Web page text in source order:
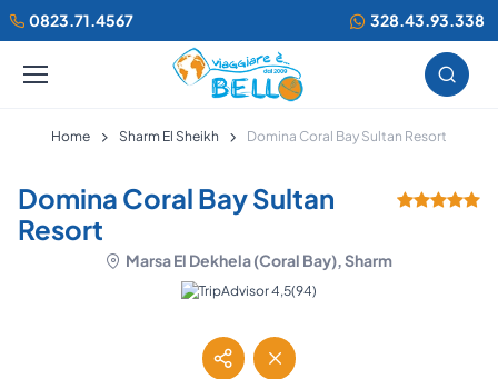
0823.71.4567 328.43.93.338
Home Sharm El Sheikh Domina Coral Bay Sultan Resort
Domina Coral Bay Sultan
Resort
Marsa El Dekhela (Coral Bay), Sharm
(94)